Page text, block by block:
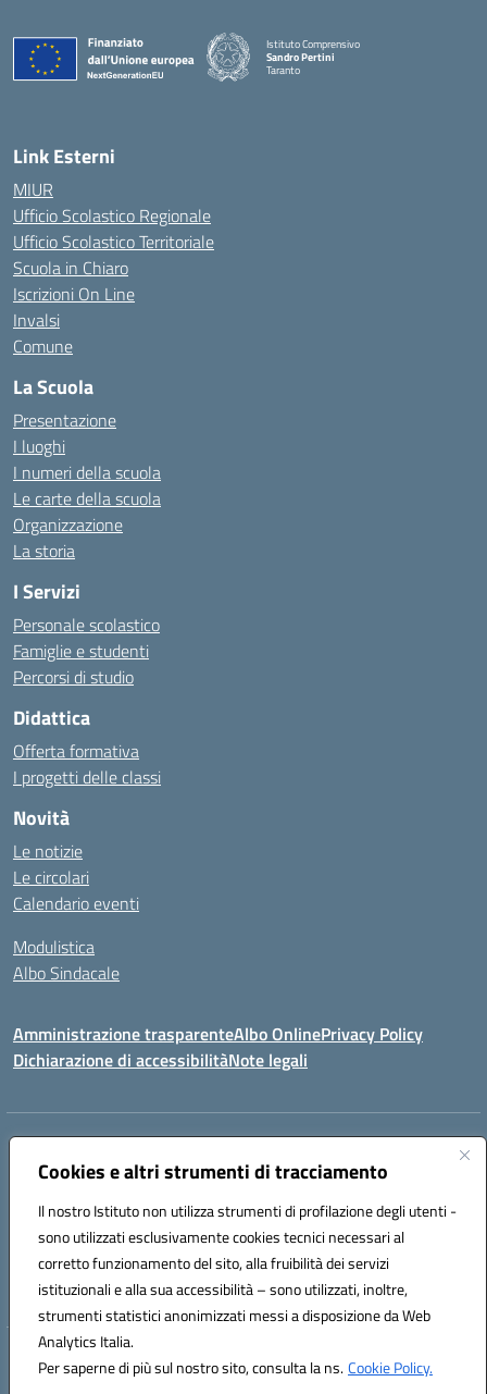
Cookies e altri strumenti di tracciamento
Il nostro Istituto non utilizza strumenti di profilazione degli utenti -
sono utilizzati esclusivamente cookies tecnici necessari al
corretto funzionamento del sito, alla fruibilità dei servizi
istituzionali e alla sua accessibilità – sono utilizzati, inoltre,
strumenti statistici anonimizzati messi a disposizione da Web
Analytics Italia.
Per saperne di più sul nostro sito, consulta la ns.Cookie Policy.
Istituto Comprensivo
Sandro Pertini
Taranto
Link Esterni
MIUR
Ufficio Scolastico Regionale
Ufficio Scolastico Territoriale
Scuola in Chiaro
Iscrizioni On Line
Invalsi
Comune
La Scuola
Presentazione
I luoghi
I numeri della scuola
Le carte della scuola
Organizzazione
La storia
I Servizi
Personale scolastico
Famiglie e studenti
Percorsi di studio
Didattica
Offerta formativa
I progetti delle classi
Novità
Le notizie
Le circolari
Calendario eventi
Modulistica
Albo Sindacale
Amministrazione trasparenteAlbo OnlinePrivacy Policy
Dichiarazione di accessibilitàNote legali
Indirizzo:
Centralino:0994722507 Email:TAIC873006@istruzione.it
Codice fiscale: 90279480736
Codice meccanografico:
TAIC873006
Codice unico di fatturazione (CUF): 488XBQ
Hosting & Powered by 3D Solution S.r.l.
Concept & Design by Designers Italia